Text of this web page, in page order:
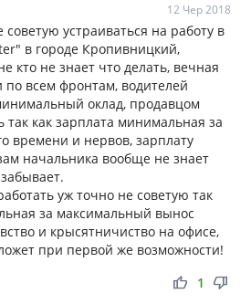
12 Чер 2018
советую устраиваться на работу в
в городе Кропивницкий,
кто не знает что делать, вечная
по всем фронтам, водителей
оклад, продавцом
так как зарплата минимальная за
времени и нервов, зарплату
начальника вообще не знает
уж точно не советую так
за максимальный вынос
и крысятничиство на офисе,
при первой же возможности!
thumb_up thumb_down
1